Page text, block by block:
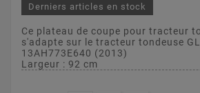
Derniers articles en stock
Ce plateau de coupe pour tracteur
s'adapte sur le tracteur tondeuse
13AH773E640 (2013)
Largeur : 92 cm